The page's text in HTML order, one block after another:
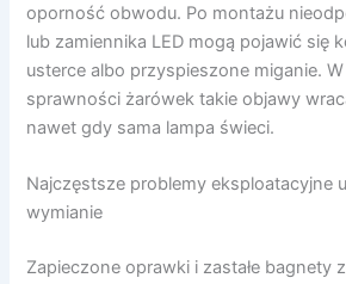
oporność obwodu. Po montażu
lub zamiennika LED mogą pojawić się
usterce albo przyspieszone miganie.
sprawności żarówek takie objawy
nawet gdy sama lampa świeci.
Najczęstsze problemy eksploatacyjne
wymianie
Zapieczone oprawki i zastałe bagnety